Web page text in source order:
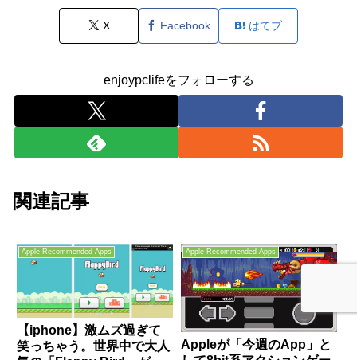
X Facebook はてブ
enjoypclifeをフォローする
関連記事
Apple Recommended Apps
【iphone】激ムズ過ぎて
笑っちゃう。世界中で大人
Apple Recommended Apps
Appleが「今週のApp」と